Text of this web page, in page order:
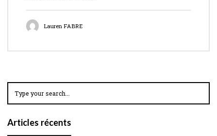
Lauren FABRE
Articles récents